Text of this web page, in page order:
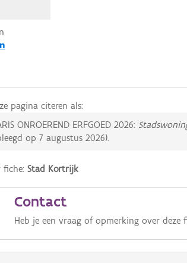
pagina citeren als:
ONROEREND ERFGOED 2026:
op7 augustus 2026).
fiche:Stad Kortrijk
Contact
Heb je een vraag of opmerking over deze